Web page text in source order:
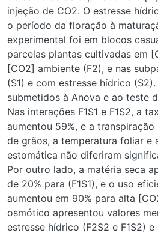
[CO2] a 700 ppm (F1) e [CO2]
subparcelas plantas sem (S1) e
Os resultados foram submetidos à
Tukey (P < 0,05). Nas interações
fotossintética aumentou 59%, e a
A massa de grãos, a temperatura
estomática não diferiram
outro lado, a matéria seca
para (F1S1), e o uso eficiente da
para alta [CO2]. O potencial
menores nas plantas sob estresse
naquelas sob CO2 no ar a 700
incremento na fotossíntese sob alta
não aumentou.
Keywords